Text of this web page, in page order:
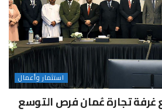
استثمار وأعمال
غرفة تجارة عُمان فرص التوسع